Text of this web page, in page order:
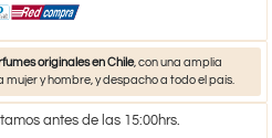
originales en Chile, con una amplia
y hombre, y despacho a todo el país.
antes de las 15:00hrs.